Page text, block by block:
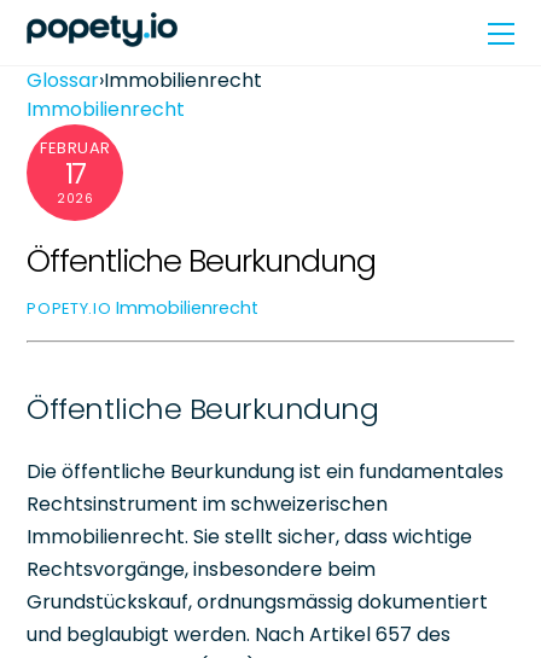
Skip
content
Glossar›Immobilienrecht
Immobilienrecht
FEBRUAR
17
2026
Öffentliche Beurkundung
POPETY.IO Immobilienrecht
Öffentliche Beurkundung
Die öffentliche Beurkundung ist ein fundamentales
Rechtsinstrument im schweizerischen
Immobilienrecht. Sie stellt sicher, dass wichtige
Rechtsvorgänge, insbesondere beim
Grundstückskauf, ordnungsmässig dokumentiert
und beglaubigt werden. Nach Artikel 657 des